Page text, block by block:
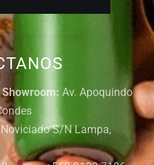
Av. Apoquindo
S/N Lampa,